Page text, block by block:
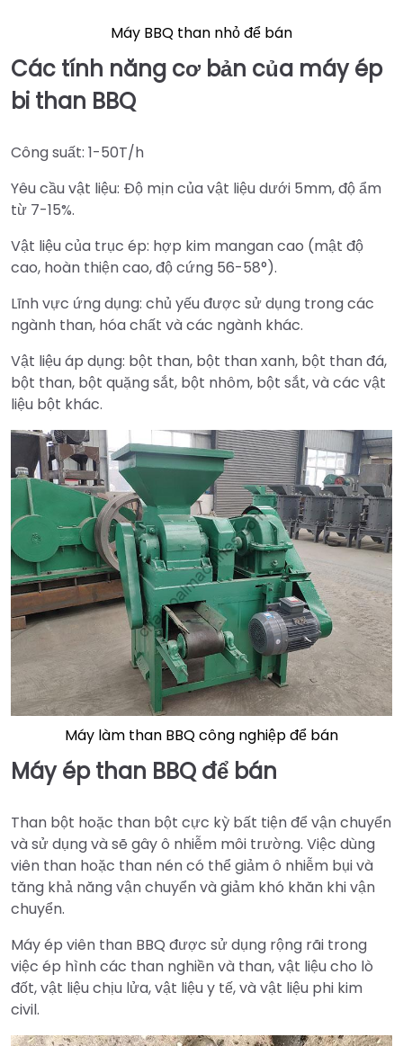
Máy BBQ than nhỏ để bán
Các tính năng cơ bản của máy ép
bi than BBQ
Công suất: 1-50T/h
Yêu cầu vật liệu: Độ mịn của vật liệu dưới 5mm, độ ẩm
từ 7-15%.
Vật liệu của trục ép: hợp kim mangan cao (mật độ
cao, hoàn thiện cao, độ cứng 56-58°).
Lĩnh vực ứng dụng: chủ yếu được sử dụng trong các
ngành than, hóa chất và các ngành khác.
Vật liệu áp dụng: bột than, bột than xanh, bột than đá,
bột than, bột quặng sắt, bột nhôm, bột sắt, và các vật
liệu bột khác.
Máy làm than BBQ công nghiệp để bán
Máy ép than BBQ để bán
Than bột hoặc than bột cực kỳ bất tiện để vận chuyển
và sử dụng và sẽ gây ô nhiễm môi trường. Việc dùng
viên than hoặc than nén có thể giảm ô nhiễm bụi và
tăng khả năng vận chuyển và giảm khó khăn khi vận
chuyển.
Máy ép viên than BBQ được sử dụng rộng rãi trong
việc ép hình các than nghiền và than, vật liệu cho lò
đốt, vật liệu chịu lửa, vật liệu y tế, và vật liệu phi kim
civil.